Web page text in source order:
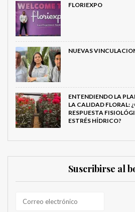
FLORIEXPO
NUEVAS
ENTENDIENDO LA
LA CALIDAD FLORAL:
RESPUESTA
ESTRÉS HÍDRICO?
Suscribirse al